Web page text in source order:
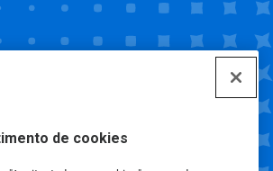
de cookies